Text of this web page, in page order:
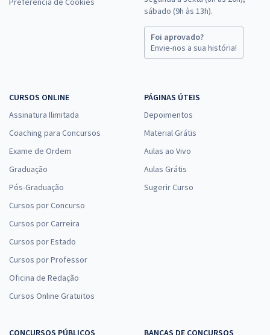
sábado (9h às 13h).
Foi aprovado?
Envie-nos a sua história!
CURSOS ONLINE
Assinatura Ilimitada
Coaching para Concursos
Exame de Ordem
Graduação
Pós-Graduação
Cursos por Concurso
Cursos por Carreira
Cursos por Estado
Cursos por Professor
Oficina de Redação
Cursos Online Gratuitos
PÁGINAS ÚTEIS
Depoimentos
Material Grátis
Aulas ao Vivo
Aulas Grátis
Sugerir Curso
CONCURSOS PÚBLICOS
BANCAS DE CONCURSOS